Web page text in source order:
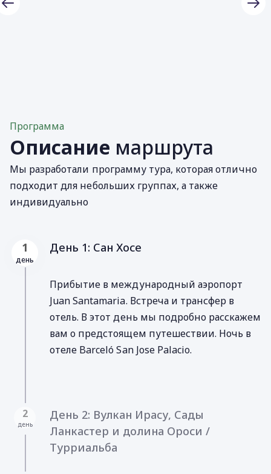
Программа
Описание маршрута
Мы разработали программу тура, которая отлично
подходит для небольших группах, а также
индивидуально
1
день
День 1: Сан Хосе
Прибытие в международный аэропорт
Juan Santamaria. Встреча и трансфер в
отель. В этот день мы подробно расскажем
вам о предстоящем путешествии. Ночь в
отеле Barceló San Jose Palacio.
2
день
День 2: Вулкан Ирасу, Сады
Ланкастер и долина Ороси /
Турриальба